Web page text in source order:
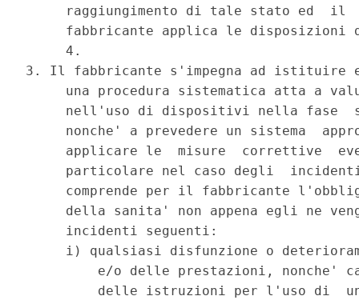
raggiungimento di tale stato ed  il
fabbricante applica le disposizioni
     4.
3. Il fabbricante s'impegna ad istituire e
una procedura sistematica atta a
nell'uso di dispositivi nella fase
nonche' a prevedere un sistema
applicare le  misure  correttive
particolare nel caso degli
comprende per il fabbricante
della sanita' non appena egli ne
     incidenti seguenti:
i) qualsiasi disfunzione o
e/o delle prestazioni, nonche'
delle istruzioni per l'uso di